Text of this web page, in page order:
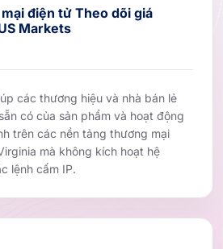
điện tử Theo dõi giá
Markets
các thương hiệu và nhà bán lẻ
có của sản phẩm và hoạt động
trên các nền tảng thương mại
mà không kích hoạt hệ
lệnh cấm IP.